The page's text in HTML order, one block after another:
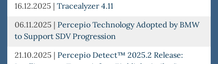
16.12.2025 | Tracealyzer 4.11
06.11.2025 | Percepio Technology Adopted by BMW
to Support SDV Progression
21.10.2025 | Percepio Detect™ 2025.2 Release: